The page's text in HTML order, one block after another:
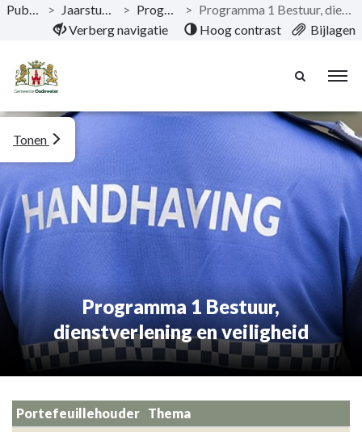
Naar hoofdinhoud
Publicaties > Jaarstukken 2022 > Programma's >
Programma 1 Bestuur, dienstverlening en veiligheid
Verberg navigatie
Hoog contrast Bijlagen
Programma 1 Bestuur,
dienstverlening en veiligheid
Tonen
Portefeuillehouder Thema